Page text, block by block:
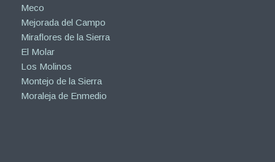
Meco
Mejorada del Campo
Miraflores de la Sierra
El Molar
Los Molinos
Montejo de la Sierra
Moraleja de Enmedio